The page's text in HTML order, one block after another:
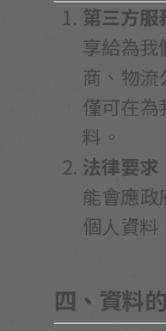
第三方服
享給為我
商、物流
僅可在為
料。
法律要求
能會應政
個人資料
四、資料